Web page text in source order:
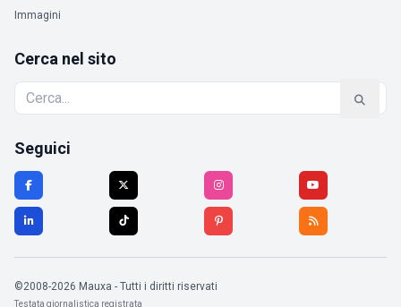
Immagini
Cerca nel sito
Seguici
©2008-2026 Mauxa - Tutti i diritti riservati
Testata giornalistica registrata